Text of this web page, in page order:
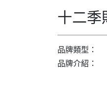
十二季
品牌類型：
品牌介紹：